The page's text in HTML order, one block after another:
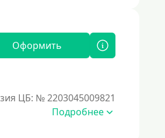
Оформить
ЦБ: № 2203045009821
Подробнее